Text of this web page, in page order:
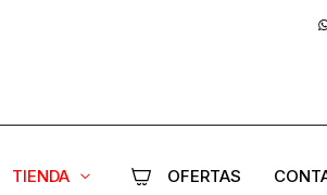
TIENDA OFERTAS